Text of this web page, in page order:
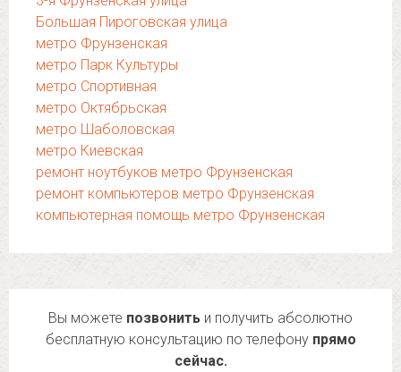
Большая Пироговская улица
метро Фрунзенская
метро Парк Культуры
метро Спортивная
метро Октябрьская
метро Шаболовская
метро Киевская
ремонт ноутбуков метро Фрунзенская
ремонт компьютеров метро Фрунзенская
компьютерная помощь метро Фрунзенская
Вы можете позвонить и получить абсолютно
бесплатную консультацию по телефону прямо
сейчас.